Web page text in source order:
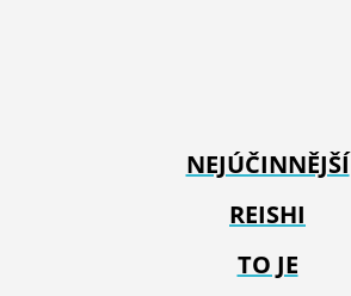
NEJÚČINNĚJŠÍ
REISHI
TO JE